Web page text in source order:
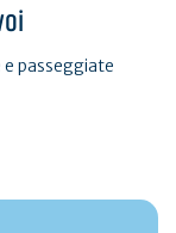
passeggiate